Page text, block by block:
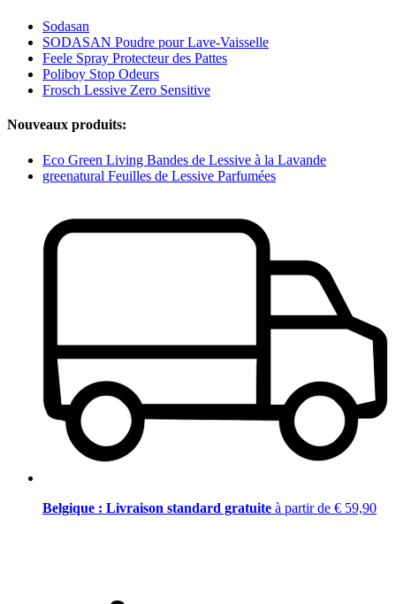
Sodasan
SODASAN Poudre pour Lave-Vaisselle
Feele Spray Protecteur des Pattes
Poliboy Stop Odeurs
Frosch Lessive Zero Sensitive
Nouveaux produits:
Eco Green Living Bandes de Lessive à la Lavande
greenatural Feuilles de Lessive Parfumées
Belgique : Livraison standard gratuite à partir de € 59,90